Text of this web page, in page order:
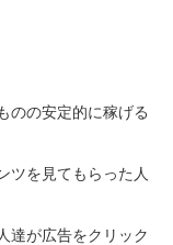
のの安定的に稼げる
ツを見てもらった人
達が広告をクリック